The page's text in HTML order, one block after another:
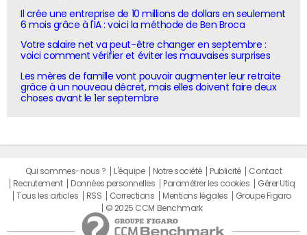
Il crée une entreprise de 10 millions de dollars en seulement
6 mois grâce à l'IA : voici la méthode de Ben Broca
Votre salaire net va peut-être changer en septembre :
voici comment vérifier et éviter les mauvaises surprises
Les mères de famille vont pouvoir augmenter leur retraite
grâce à un nouveau décret, mais elles doivent faire deux
choses avant le 1er septembre
Qui sommes-nous ? L'équipe Notre société Publicité
Contact
Recrutement
Données personnelles Paramétrer les cookies
Gérer Utiq
Tous les articles
RSS Corrections Mentions légales
Groupe Figaro
© 2025 CCM Benchmark